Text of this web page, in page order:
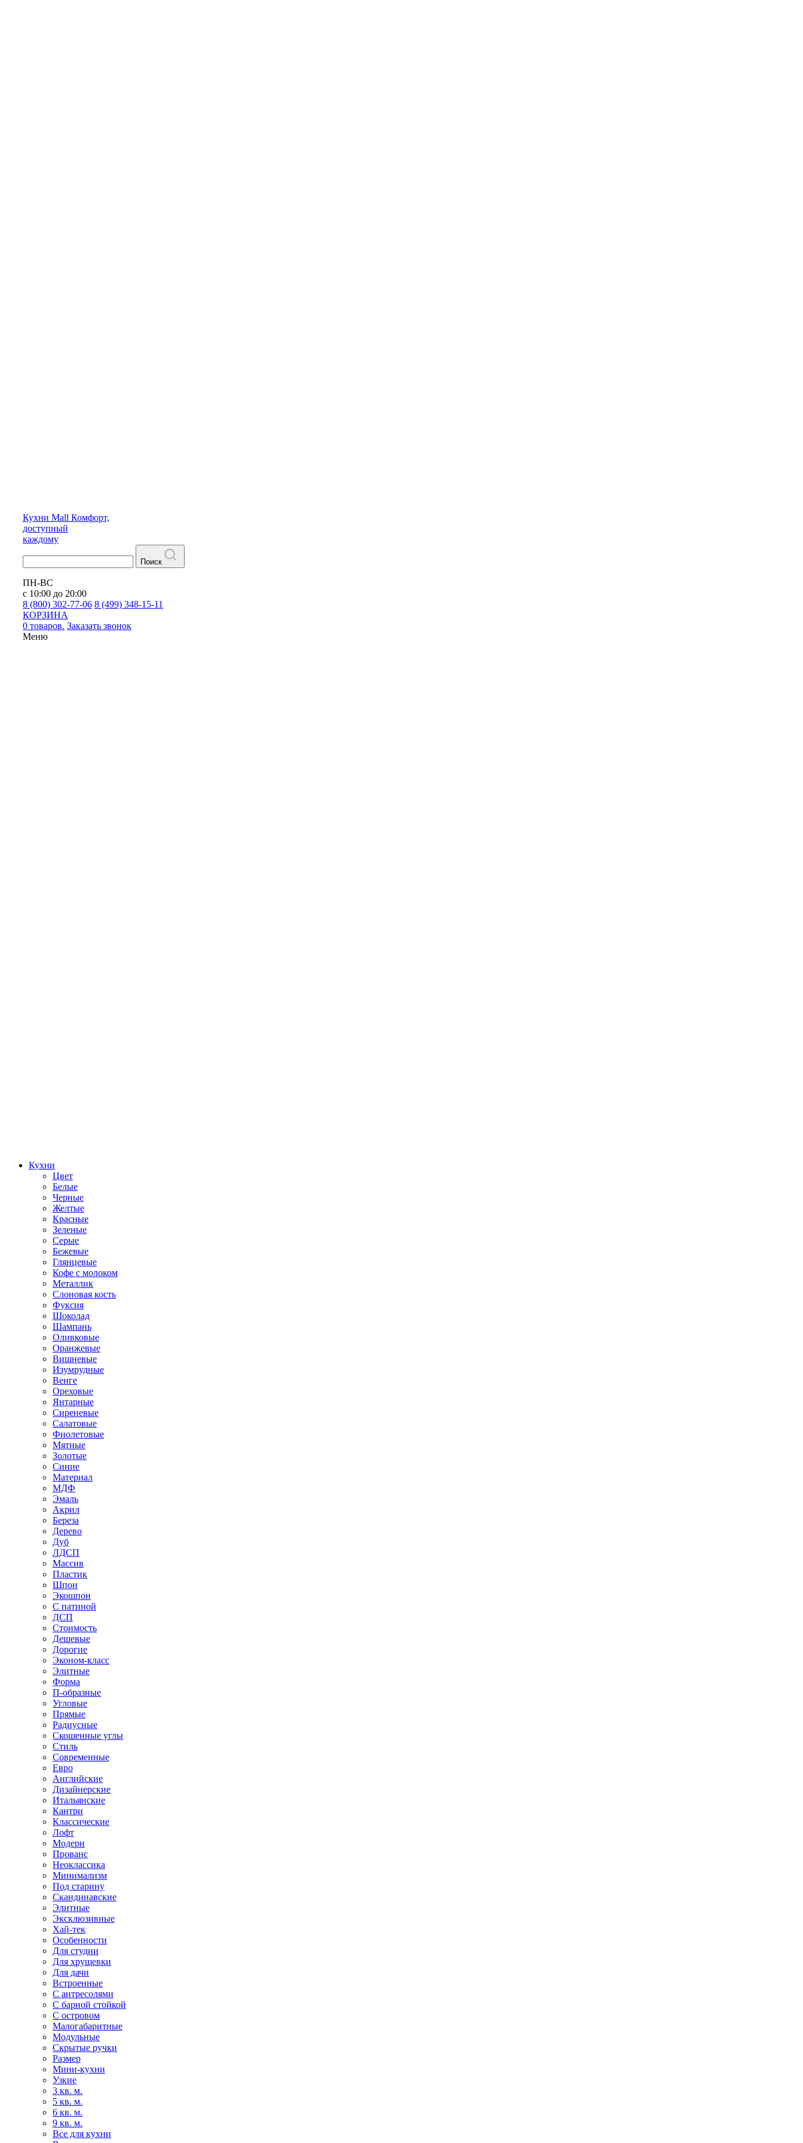
Кухни Mall Комфорт,
доступный
каждому
Поиск
ПН-ВС
с 10:00 до 20:00
8 (800) 302-77-06 8 (499) 348-15-11
КОРЗИНА
0 товаров. Заказать звонок
Меню
Кухни
Цвет
Белые
Черные
Желтые
Красные
Зеленые
Серые
Бежевые
Глянцевые
Кофе с молоком
Металлик
Слоновая кость
Фуксия
Шоколад
Шампань
Оливковые
Оранжевые
Вишневые
Изумрудные
Венге
Ореховые
Янтарные
Сиреневые
Салатовые
Фиолетовые
Мятные
Золотые
Синие
Материал
МДФ
Эмаль
Акрил
Береза
Дерево
Дуб
ЛДСП
Массив
Пластик
Шпон
Экошпон
С патиной
ДСП
Стоимость
Дешевые
Дорогие
Эконом-класс
Элитные
Форма
П-образные
Угловые
Прямые
Радиусные
Скошенные углы
Стиль
Современные
Евро
Английские
Дизайнерские
Итальянские
Кантри
Классические
Лофт
Модерн
Прованс
Неоклассика
Минимализм
Под старину
Скандинавские
Элитные
Эксклюзивные
Хай-тек
Особенности
Для студии
Для хрущевки
Для дачи
Встроенные
С антресолями
С барной стойкой
С островом
Малогабаритные
Модульные
Скрытые ручки
Размер
Мини-кухни
Узкие
3 кв. м.
5 кв. м.
6 кв. м.
9 кв. м.
Все для кухни